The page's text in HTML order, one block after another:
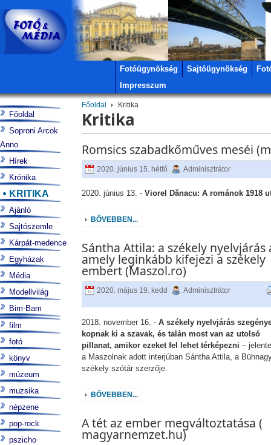
Fotóügynökség Sajtóügynökség
Impresszum
Főoldal Kritika
Kritika
Romsics szabadkőműves meséi
2020. június 15. hétfő Adminisztrátor
2020. június 13. - Viorel Dănacu: A románok 1918
BŐVEBBEN...
Sántha Attila: a székely nyelvjárás
amely leginkább kifejezi a székely
embert (Maszol.ro)
2020. május 19. kedd Adminisztrátor
2018. november 16. - A székely nyelvjárás
kopnak ki a szavak, és talán most van az utolsó
pillanat, amikor ezeket fel lehet térképezni –
a Maszolnak adott interjúban Sántha Attila, a
székely szótár szerzője.
BŐVEBBEN...
A tét az ember megváltoztatása (
magyarnemzet.hu)
Főoldal
Soproni Arcok
Anno
Hírek
Krónika
KRITIKA
Ajánló
Sajtószemle
Kárpát-medence
Egyházak
Média
Modellvilág
Bim-Bam
film
fotó
könyv
múzeum
muzsika
népzene
pop-rock
pszicho